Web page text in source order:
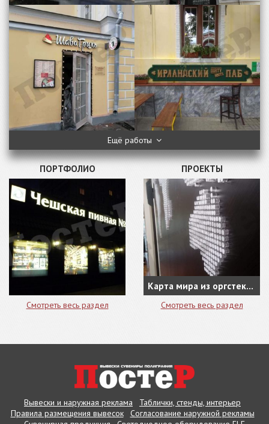
Ещё работы
ПОРТФОЛИО
Смотреть весь раздел
ПРОЕКТЫ
Карта мира из оргстекла - оформление кабинета руководителя
Смотреть весь раздел
Вывески и наружная реклама
Таблички, стенды, интерьер
Правила размещения вывесок
Согласование наружной рекламы